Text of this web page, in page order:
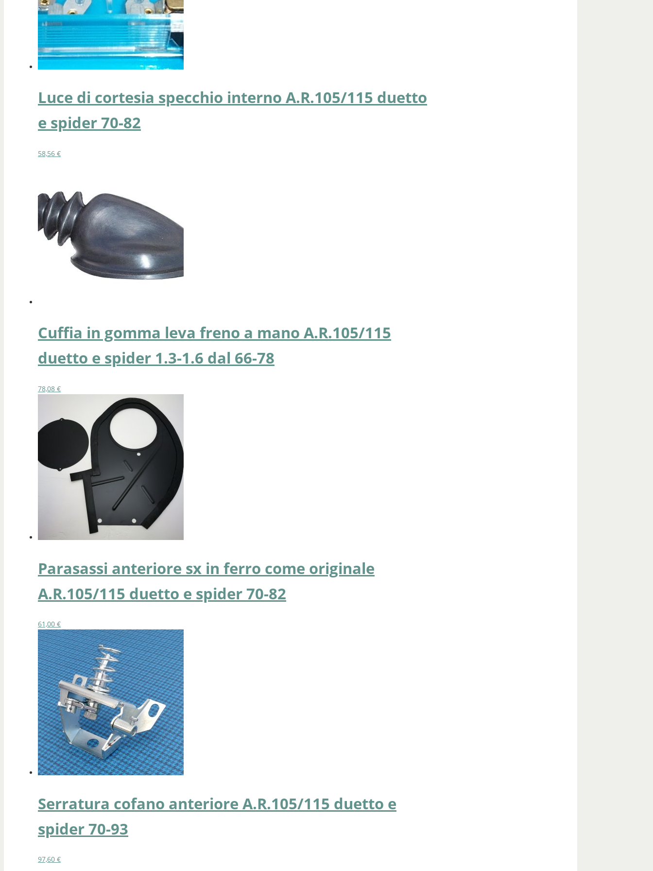
Luce di cortesia specchio interno A.R.105/115 duetto
e spider 70-82
58,56 €
Cuffia in gomma leva freno a mano A.R.105/115
duetto e spider 1.3-1.6 dal 66-78
78,08 €
Parasassi anteriore sx in ferro come originale
A.R.105/115 duetto e spider 70-82
61,00 €
Serratura cofano anteriore A.R.105/115 duetto e
spider 70-93
97,60 €